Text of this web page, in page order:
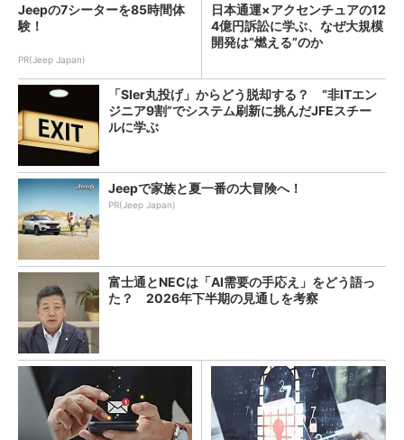
Jeepの7シーターを85時間体
験！
PR(Jeep Japan)
日本通運×アクセンチュアの12
4億円訴訟に学ぶ、なぜ大規模
開発は“燃える”のか
「SIer丸投げ」からどう脱却する？ “非ITエン
ジニア9割”でシステム刷新に挑んだJFEスチー
ルに学ぶ
Jeepで家族と夏一番の大冒険へ！
PR(Jeep Japan)
富士通とNECは「AI需要の手応え」をどう語っ
た？ 2026年下半期の見通しを考察